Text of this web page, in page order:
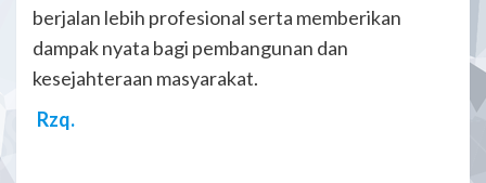
berjalan lebih profesional serta memberikan
dampak nyata bagi pembangunan dan
kesejahteraan masyarakat.
Rzq.